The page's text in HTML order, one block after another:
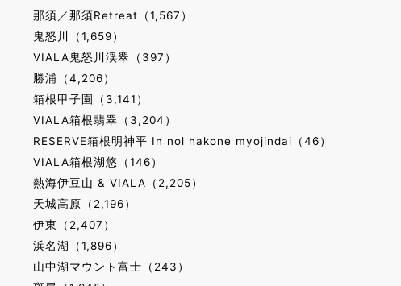
那須／那須Retreat（1,567）
鬼怒川（1,659）
VIALA鬼怒川渓翠（397）
勝浦（4,206）
箱根甲子園（3,141）
VIALA箱根翡翠（3,204）
RESERVE箱根明神平 In nol hakone myojindai（46）
VIALA箱根湖悠（146）
熱海伊豆山 & VIALA（2,205）
天城高原（2,196）
伊東（2,407）
浜名湖（1,896）
山中湖マウント富士（243）